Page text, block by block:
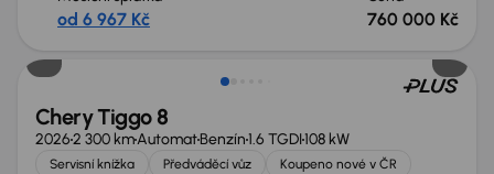
od 6 967 Kč 760 000 Kč
Zlevněno o 40 000 Kč
Chery Tiggo 8
20262 300 kmAutomatBenzín1.6 TGDI108 kW
Servisní knížka Předváděcí vůz
Koupeno nové v ČR